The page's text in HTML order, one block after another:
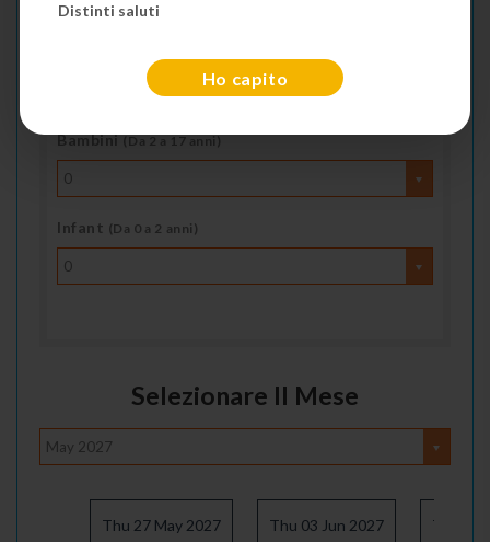
Indica il numero dei passeggeri
Bambini (Da 2 a 17 anni)
0
Infant (Da 0 a 2 anni)
0
Selezionare Il Mese
May 2027
Thu 27 May 2027 Thu 03 Jun 2027 Thu 10
Distinti saluti
Ho capito